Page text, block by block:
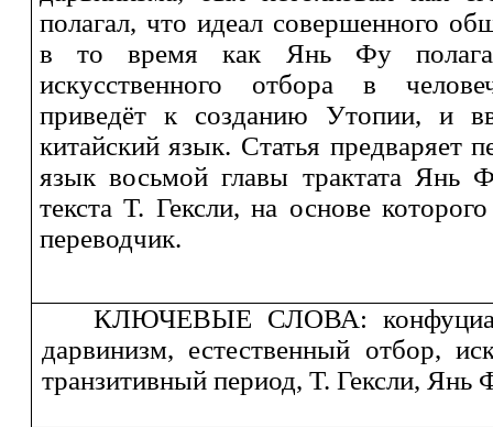
полагал, что идеал совершенного
в то время как Янь Фу
искусственного отбора в
приведёт к созданию Утопии, и
китайский язык. Статья предваряет
язык восьмой главы трактата Янь
текста Т. Гексли, на основе
переводчик.
КЛЮЧЕВЫЕ СЛОВА:
дарвинизм, естественный отбор,
транзитивный период, Т. Гексли, Янь